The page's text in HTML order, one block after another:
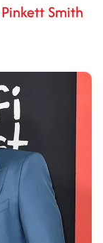
Smith